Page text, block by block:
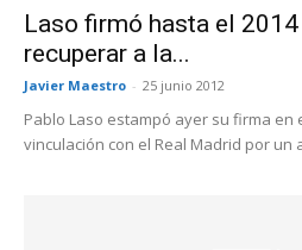
Laso firmó hasta el
recuperar a la...
Javier Maestro - 25 junio 2012
Pablo Laso estampó ayer su firma en
vinculación con el Real Madrid por un